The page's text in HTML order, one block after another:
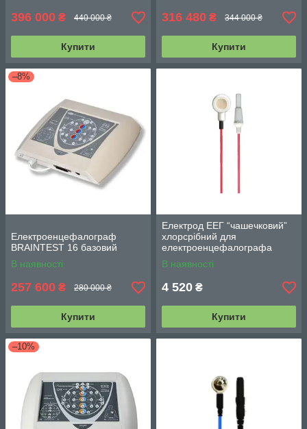
396 000 ₴ 440 000 ₴
Купити
316 480 ₴ 344 000 ₴
Купити
–8%
Електроенцефалограф
BRAINTEST 16 базовий
В наявності
257 600 ₴ 280 000 ₴
Купити
Електрод ЕЕГ “чашечковий”
хлорсрібний для
електроенцефалографа
BRAINTEST 16/24
В наявності
4 520 ₴
Купити
–10%